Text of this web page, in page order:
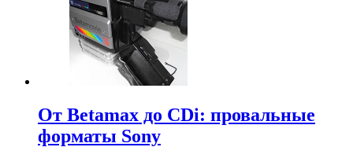
От Betamax до CDi: провальные
форматы Sony